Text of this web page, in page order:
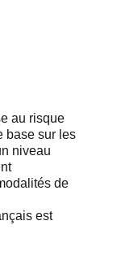
au risque
base sur les
niveau
de
est